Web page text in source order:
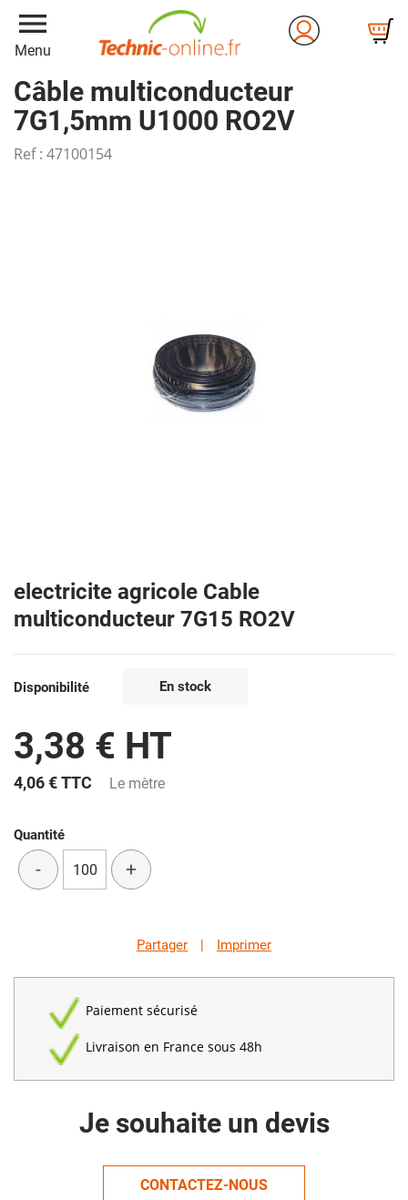
menu
Menu
Câble multiconducteur
7G1,5mm U1000 RO2V
Ref : 47100154
electricite agricole Cable
multiconducteur 7G15 RO2V
Disponibilité En stock
3,38 € HT
4,06 €TTC Le mètre
Quantité
- +
Partager | Imprimer
Paiement sécurisé
Livraison en France sous 48h
Je souhaite un devis
CONTACTEZ-NOUS